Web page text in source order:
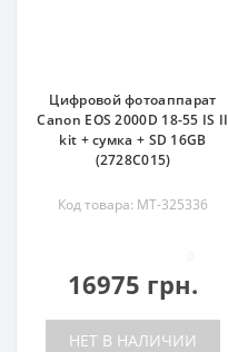
Цифровой фотоаппарат
Canon EOS 2000D 18-55 IS II
kit + сумка + SD 16GB
(2728C015)
Код товара: MT-325336
16975 грн.
НЕТ В НАЛИЧИИ